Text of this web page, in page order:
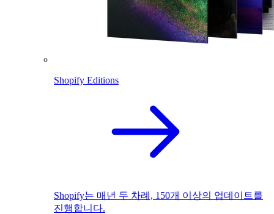
Shopify Editions
Shopify는 매년 두 차례, 150개 이상의 업데이트를
진행합니다.